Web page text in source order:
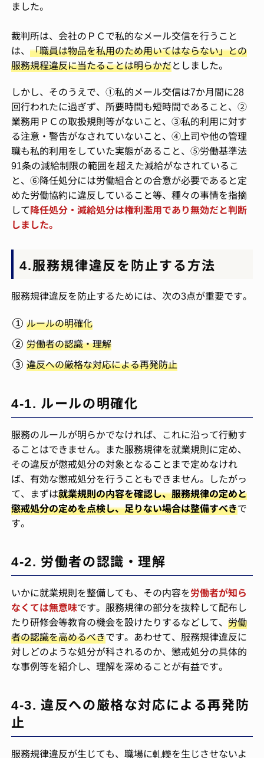
ました。
裁判所は、会社のＰＣで私的なメール交信を行うこと
は、「職員は物品を私用のため用いてはならない」との
服務規程違反に当たることは明らかだとしました。
しかし、そのうえで、①私的メール交信は7か月間に28
回行われたに過ぎず、所要時間も短時間であること、②
業務用ＰＣの取扱規則等がないこと、③私的利用に対す
る注意・警告がなされていないこと、④上司や他の管理
職も私的利用をしていた実態があること、⑤労働基準法
91条の減給制限の範囲を超えた減給がなされているこ
と、⑥降任処分には労働組合との合意が必要であると定
めた労働協約に違反していること等、種々の事情を指摘
して降任処分・減給処分は権利濫用であり無効だと判断
しました。
4.服務規律違反を防止する方法
服務規律違反を防止するためには、次の3点が重要です。
ルールの明確化
労働者の認識・理解
違反への厳格な対応による再発防止
4-1. ルールの明確化
服務のルールが明らかでなければ、これに沿って行動す
ることはできません。また服務規律を就業規則に定め、
その違反が懲戒処分の対象となることまで定めなけれ
ば、有効な懲戒処分を行うこともできません。したがっ
て、まずは就業規則の内容を確認し、服務規律の定めと
懲戒処分の定めを点検し、足りない場合は整備すべきで
す。
4-2. 労働者の認識・理解
いかに就業規則を整備しても、その内容を労働者が知ら
なくては無意味です。服務規律の部分を抜粋して配布し
たり研修会等教育の機会を設けたりするなどして、労働
者の認識を高めるべきです。あわせて、服務規律違反に
対しどのような処分が科されるのか、懲戒処分の具体的
な事例等を紹介し、理解を深めることが有益です。
4-3. 違反への厳格な対応による再発防
止
服務規律違反が生じても、職場に軋轢を生じさせないよ